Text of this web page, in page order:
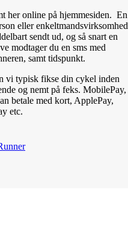
her online på hjemmesiden. En
eller enkeltmandsvirksomhed
sendt ud, og så snart en
modtager du en sms med
samt tidspunkt.
vi typisk fikse din cykel inden
og nemt på feks. MobilePay,
betale med kort, ApplePay,
etc.